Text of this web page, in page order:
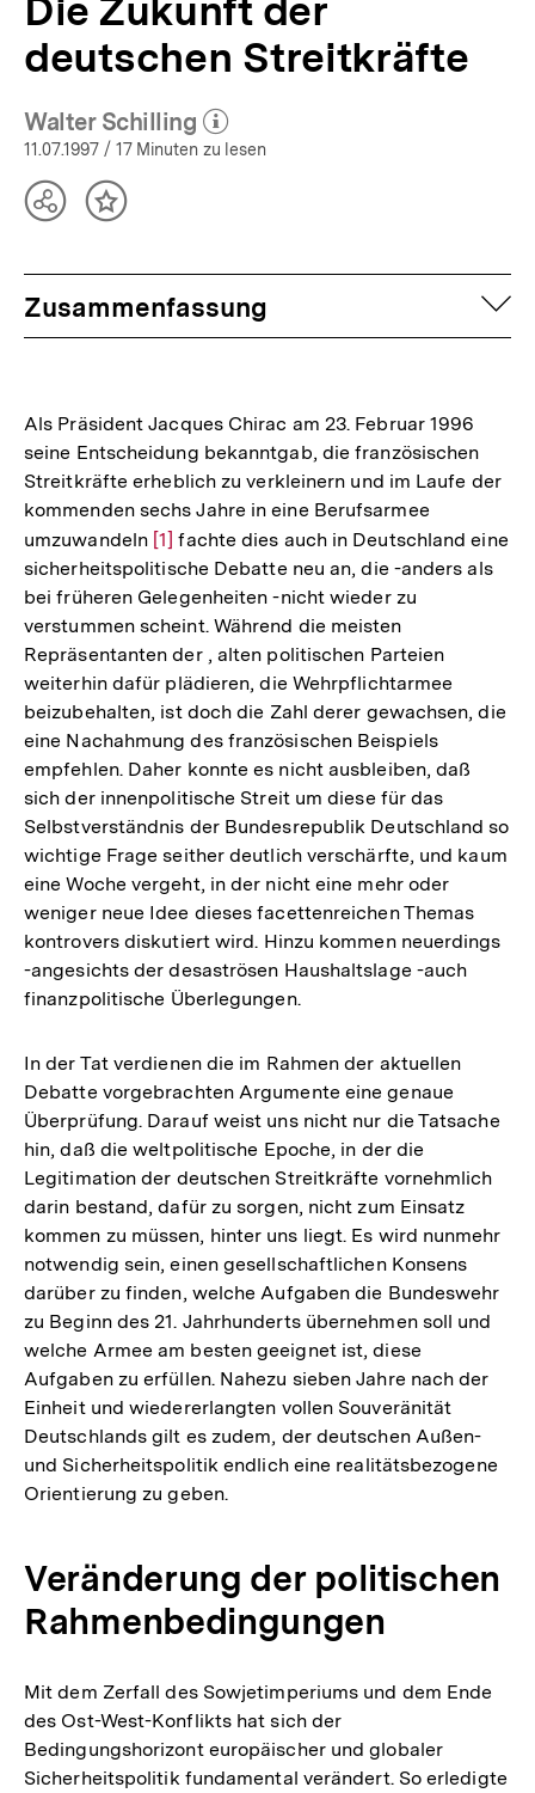
Die Zukunft der
deutschen Streitkräfte
Walter Schilling
(Mehr zum Autor)
öffnen
11.07.1997 / 17 Minuten zu lesen
TeilenInhalt
Zusammenfassung
Als Präsident Jacques Chirac am 23. Februar 1996
seine Entscheidung bekanntgab, die französischen
Streitkräfte erheblich zu verkleinern und im Laufe der
kommenden sechs Jahre in eine Berufsarmee
umzuwandeln Zur
Auflösung
der
Fußnote
[1] fachte dies auch in Deutschland eine
sicherheitspolitische Debatte neu an, die -anders als
bei früheren Gelegenheiten -nicht wieder zu
verstummen scheint. Während die meisten
Repräsentanten der , alten politischen Parteien
weiterhin dafür plädieren, die Wehrpflichtarmee
beizubehalten, ist doch die Zahl derer gewachsen, die
eine Nachahmung des französischen Beispiels
empfehlen. Daher konnte es nicht ausbleiben, daß
sich der innenpolitische Streit um diese für das
Selbstverständnis der Bundesrepublik Deutschland so
wichtige Frage seither deutlich verschärfte, und kaum
eine Woche vergeht, in der nicht eine mehr oder
weniger neue Idee dieses facettenreichen Themas
kontrovers diskutiert wird. Hinzu kommen neuerdings
-angesichts der desaströsen Haushaltslage -auch
finanzpolitische Überlegungen.
In der Tat verdienen die im Rahmen der aktuellen
Debatte vorgebrachten Argumente eine genaue
Überprüfung. Darauf weist uns nicht nur die Tatsache
hin, daß die weltpolitische Epoche, in der die
Legitimation der deutschen Streitkräfte vornehmlich
darin bestand, dafür zu sorgen, nicht zum Einsatz
kommen zu müssen, hinter uns liegt. Es wird nunmehr
notwendig sein, einen gesellschaftlichen Konsens
darüber zu finden, welche Aufgaben die Bundeswehr
zu Beginn des 21. Jahrhunderts übernehmen soll und
welche Armee am besten geeignet ist, diese
Aufgaben zu erfüllen. Nahezu sieben Jahre nach der
Einheit und wiedererlangten vollen Souveränität
Deutschlands gilt es zudem, der deutschen Außen-
und Sicherheitspolitik endlich eine realitätsbezogene
Orientierung zu geben.
Veränderung der politischen
Rahmenbedingungen
Mit dem Zerfall des Sowjetimperiums und dem Ende
des Ost-West-Konflikts hat sich der
Bedingungshorizont europäischer und globaler
Sicherheitspolitik fundamental verändert. So erledigte